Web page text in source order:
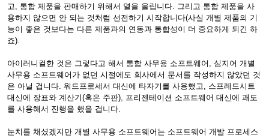
고, 통합 제품을 판매하기 위해서 열을 올립니다. 그리고 통합 제품을 사
용하지 않으면 안 되는 것처럼 선전하기 시작합니다(사실 개별 제품의 기
능이 좋은 것보다는 다른 제품과의 연동과 통합성이 더 중요하게 되긴 하
죠).
아이러니컬한 것은 그렇다고 해서 통합 사무용 소프트웨어, 심지어 개별
사무용 소프트웨어가 없던 시절에도 회사에서 문서를 작성하지 않았던 것
은 아닐 겁니다. 워드프로세서 대신에 타자기를 사용했고, 스프레드시트
대신에 장표와 계산기(혹은 주판), 프리젠테이션 소프트웨어 대신에 괘도
를 사용해서 진행을 했을 겁니다.
눈치를 채셨겠지만 개별 사무용 소프트웨어는 소프트웨어 개발 프로세스